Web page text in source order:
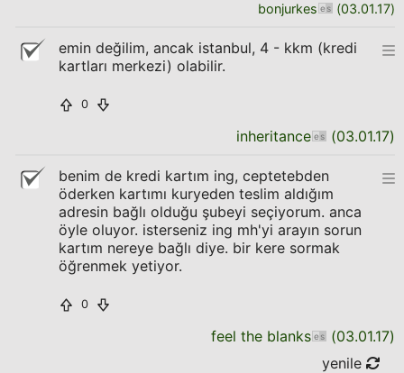
bonjurkes (03.01.17)
emin değilim, ancak istanbul, 4 - kkm (kredi
kartları merkezi) olabilir.
0
inheritance (03.01.17)
benim de kredi kartım ing, ceptetebden
öderken kartımı kuryeden teslim aldığım
adresin bağlı olduğu şubeyi seçiyorum. anca
öyle oluyor. isterseniz ing mh'yi arayın sorun
kartım nereye bağlı diye. bir kere sormak
öğrenmek yetiyor.
0
feel the blanks (03.01.17)
yenile